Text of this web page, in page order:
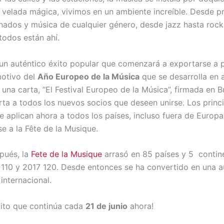
mágica, vivimos en un ambiente increíble. Desde
y música de cualquier género, desde jazz hasta
están ahí.
auténtico éxito popular que comenzará a exportarse a
del Año Europeo de la Música que se desarrolla en
carta, “El Festival Europeo de la Música”, firmada en
a todos los nuevos socios que deseen unirse. Los
aplican ahora a todos los países, incluso fuera de
a la Fête de la Musique.
la Fete de la Musique arrasó en 85 países y 5
y 2017 120. Desde entonces se ha convertido en una
que continúa cada 21 de junio ahora!